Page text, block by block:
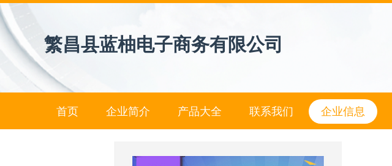
繁昌县蓝柚电子商务有限公司
首页 企业简介 产品大全 联系我们 企业信息